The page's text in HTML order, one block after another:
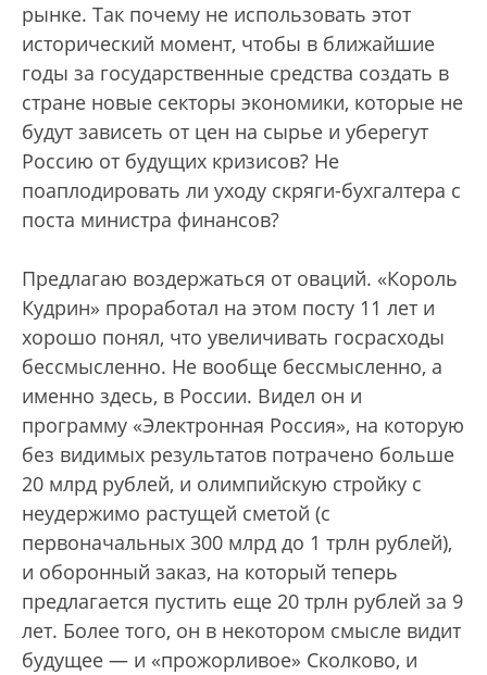
рынке. Так почему не использовать этот
исторический момент, чтобы в ближайшие
годы за государственные средства создать в
стране новые секторы экономики, которые не
будут зависеть от цен на сырье и уберегут
Россию от будущих кризисов? Не
поаплодировать ли уходу скряги-бухгалтера с
поста министра финансов?
Предлагаю воздержаться от оваций. «Король
Кудрин» проработал на этом посту 11 лет и
хорошо понял, что увеличивать госрасходы
бессмысленно. Не вообще бессмысленно, а
именно здесь, в России. Видел он и
программу «Электронная Россия», на которую
без видимых результатов потрачено больше
20 млрд рублей, и олимпийскую стройку с
неудержимо растущей сметой (с
первоначальных 300 млрд до 1 трлн рублей),
и оборонный заказ, на который теперь
предлагается пустить еще 20 трлн рублей за 9
лет. Более того, он в некотором смысле видит
будущее — и «прожорливое» Сколково, и